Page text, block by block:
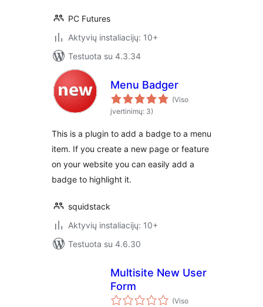
PC Futures
Aktyvių instaliacijų: 10+
Testuota su 4.3.34
Menu Badger
(Viso
įvertinimų: 3)
This is a plugin to add a badge to a menu
item. If you create a new page or feature
on your website you can easily add a
badge to highlight it.
squidstack
Aktyvių instaliacijų: 10+
Testuota su 4.6.30
Multisite New User
Form
(Viso